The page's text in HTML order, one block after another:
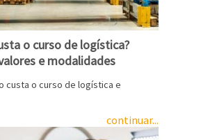
o curso de logística?
e modalidades
custa o curso de logística e
continuar...